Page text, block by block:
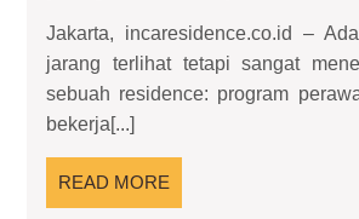
Jakarta, incaresidence.co.id –
jarang terlihat tetapi sangat
sebuah residence: program
bekerja[...]
READ MORE
MORE